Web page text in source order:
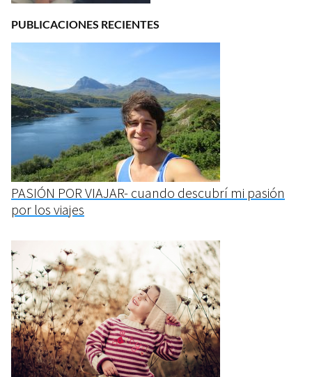
PUBLICACIONES RECIENTES
PASIÓN POR VIAJAR- cuando descubrí mi pasión
por los viajes